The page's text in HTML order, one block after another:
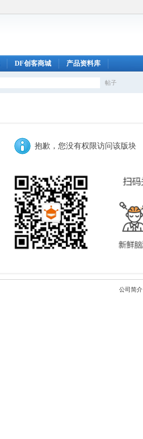
DF创客商城 产品资料库
帖子
抱歉，您没有权限访问该版块
公司简介